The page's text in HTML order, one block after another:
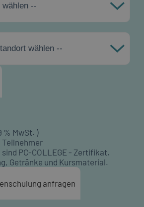
--
wählen --
% MwSt. )
Teilnehmer
PC-COLLEGE - Zertifikat,
Getränke und Kursmaterial.
anfragen